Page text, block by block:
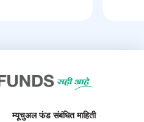
म्यूचुअल फंड संबंधित माहिती